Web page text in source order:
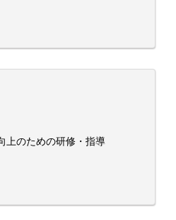
上のための研修・指導